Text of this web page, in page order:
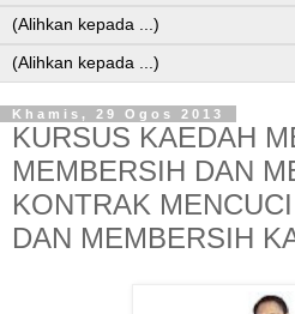
Khamis, 29 Ogos 2013
KURSUS KAEDAH
MEMBERSIH DAN
KONTRAK
DAN MEMBERSIH